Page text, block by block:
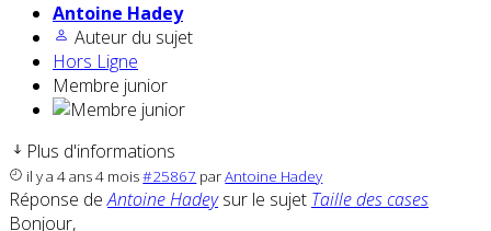
Antoine Hadey
Auteur du sujet
Hors Ligne
Membre junior
Plus d'informations
il y a 4 ans 4 mois#25867 parAntoine Hadey
Réponse deAntoine Hadeysur le sujet Taille des cases
Bonjour,